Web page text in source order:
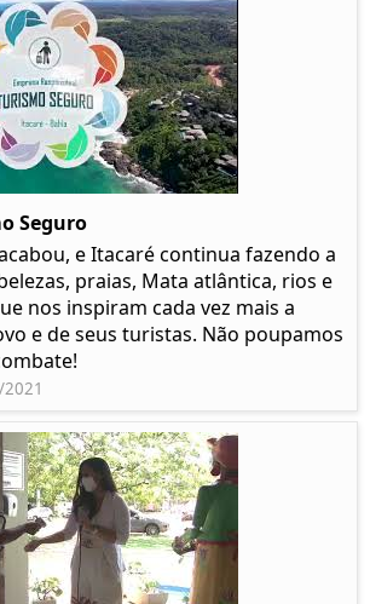
Seguro
e Itacaré continua fazendo a
praias, Mata atlântica, rios e
nos inspiram cada vez mais a
e de seus turistas. Não poupamos